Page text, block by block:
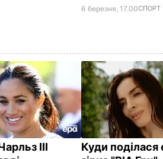
6 березня, 17.00СПОРТ
III
Куди поділася